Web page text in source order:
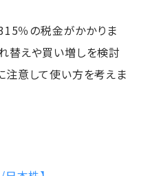
％の税金がかかりま
替えや買い増しを検討
注意して使い方を考えま